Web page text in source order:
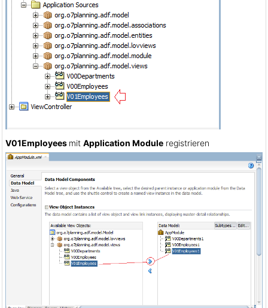
V01Employees mit Application Module registrieren